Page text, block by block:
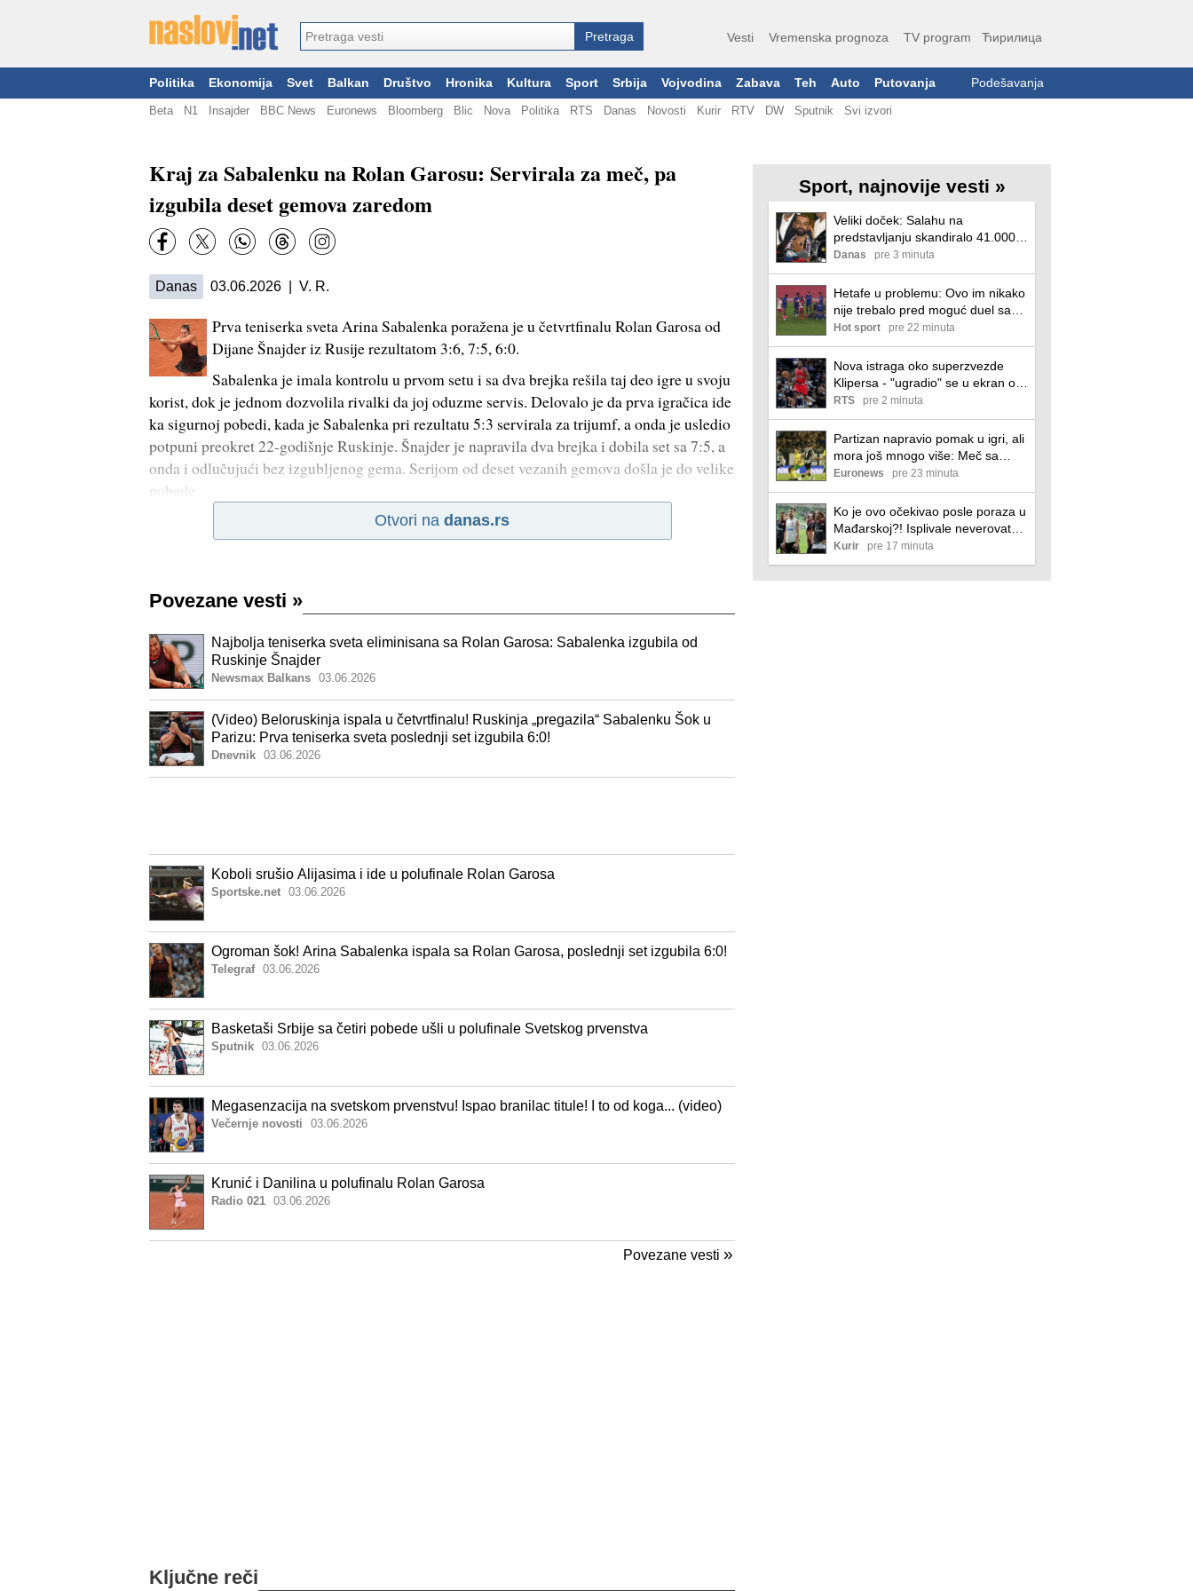
Vesti Vremenska prognoza TV program Ћирилица
Politika Ekonomija Svet Balkan Društvo Hronika Kultura Sport Srbija Vojvodina Zabava Teh Auto Putovanja Podešavanja
Beta N1 Insajder BBC News Euronews Bloomberg Blic Nova Politika RTS Danas Novosti Kurir RTV DW Sputnik Svi izvori
Kraj za Sabalenku na Rolan Garosu: Servirala za meč, pa
izgubila deset gemova zaredom
Danas 03.06.2026 | V. R.
Prva teniserka sveta Arina Sabalenka poražena je u četvrtfinalu Rolan Garosa od
Dijane Šnajder iz Rusije rezultatom 3:6, 7:5, 6:0.
Sabalenka je imala kontrolu u prvom setu i sa dva brejka rešila taj deo igre u svoju
korist, dok je jednom dozvolila rivalki da joj oduzme servis. Delovalo je da prva igračica ide
ka sigurnoj pobedi, kada je Sabalenka pri rezultatu 5:3 servirala za trijumf, a onda je usledio
potpuni preokret 22-godišnje Ruskinje. Šnajder je napravila dva brejka i dobila set sa 7:5, a
onda i odlučujući bez izgubljenog gema. Serijom od deset vezanih gemova došla je do velike
pobede.
Otvori na danas.rs
Povezane vesti »
Najbolja teniserka sveta eliminisana sa Rolan Garosa: Sabalenka izgubila od
Ruskinje Šnajder
Newsmax Balkans 03.06.2026
(Video) Beloruskinja ispala u četvrtfinalu! Ruskinja „pregazila“ Sabalenku Šok u
Parizu: Prva teniserka sveta poslednji set izgubila 6:0!
Dnevnik 03.06.2026
Koboli srušio Alijasima i ide u polufinale Rolan Garosa
Sportske.net 03.06.2026
Ogroman šok! Arina Sabalenka ispala sa Rolan Garosa, poslednji set izgubila 6:0!
Telegraf 03.06.2026
Basketaši Srbije sa četiri pobede ušli u polufinale Svetskog prvenstva
Sputnik 03.06.2026
Megasenzacija na svetskom prvenstvu! Ispao branilac titule! I to od koga... (video)
Večernje novosti 03.06.2026
Krunić i Danilina u polufinalu Rolan Garosa
Radio 021 03.06.2026
Povezane vesti »
Ključne reči
Sport, najnovije vesti »
Veliki doček: Salahu na
predstavljanju skandiralo 41.000
navijača (VIDEO)
Danas pre 3 minuta
Hetafe u problemu: Ovo im nikako
nije trebalo pred moguć duel sa
Partizanom!
Hot sport pre 22 minuta
Nova istraga oko superzvezde
Klipersa - "ugradio" se u ekran od
100 miliona dolara?
RTS pre 2 minuta
Partizan napravio pomak u igri, ali
mora još mnogo više: Meč sa
Tobolom kao putokaz
Euronews pre 23 minuta
Ko je ovo očekivao posle poraza u
Mađarskoj?! Isplivale neverovatne
informacije uoči revanša između
Zvezde i Hapoela!
Kurir pre 17 minuta